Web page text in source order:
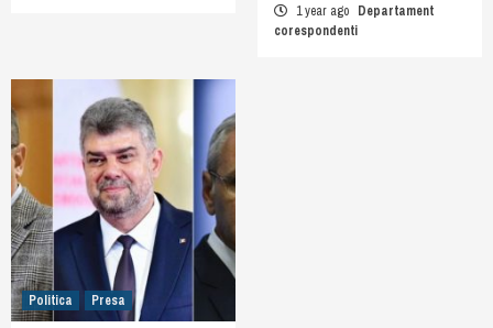
1 year ago Departament
corespondenti
Politica Presa